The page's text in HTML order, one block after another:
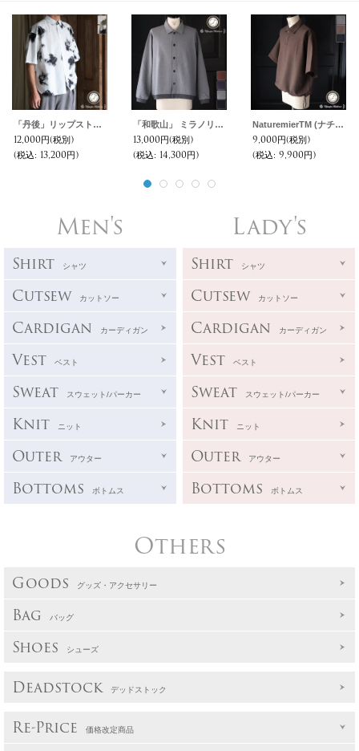
「丹後」リップストップオーガニックコットン GERMAN スノーカモ レギュラーカラー ボクシーAライン ハーフスリーブシャツ【MADE IN JAPAN】『日本製』/ Upscape Audience
12,000円(税別)
(税込: 13,200円)
「和歌山」 ミラノリブ (10オンス) バルーン ポロカーディガン【MADE IN JAPAN】【送料無料】『日本製』 / Upscape Audience
13,000円(税別)
(税込: 14,300円)
NaturemierTM (ナチュレミア) TECH ドビークロスライク ドローコード バルーン ハーフスリーブ ポロシャツ【MADE IN JAPAN】『日本製』/ Upscape Audience
9,000円(税別)
(税込: 9,900円)
Men's
Shirt シャツ
Cutsew カットソー
Cardigan カーディガン
Vest ベスト
Sweat スウェット/パーカー
Knit ニット
Outer アウター
Bottoms ボトムス
Lady's
Shirt シャツ
Cutsew カットソー
Cardigan カーディガン
Vest ベスト
Sweat スウェット/パーカー
Knit ニット
Outer アウター
Bottoms ボトムス
Others
Goods グッズ・アクセサリー
Bag バッグ
Shoes シューズ
Deadstock デッドストック
Re-Price 価格改定商品